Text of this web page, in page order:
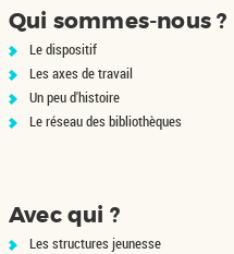
Qui sommes-nous ?
Le dispositif
Les axes de travail
Un peu d'histoire
Le réseau des bibliothèques
Avec qui ?
Les structures jeunesse